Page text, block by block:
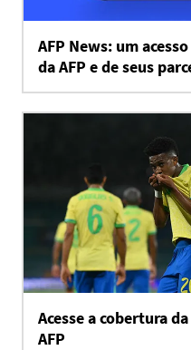
AFP News: um
da AFP e de seus
Acesse a cobertura
AFP